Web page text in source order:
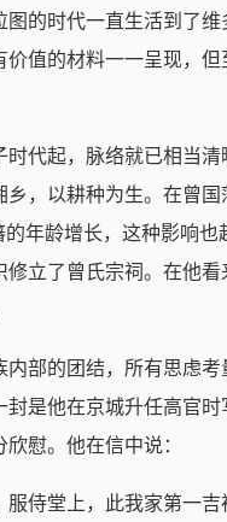
的时代一直生活到了
值的材料一一呈现，
代起，脉络就已相当
，以耕种为生。在曾
年龄增长，这种影响
修立了曾氏宗祠。在他
部的团结，所有思虑
是他在京城升任高官
慰。他在信中说：
侍堂上，此我家第一